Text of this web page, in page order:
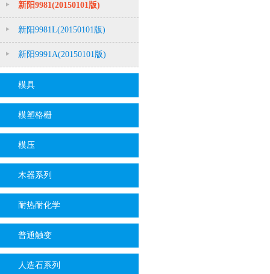
新阳9981(20150101版)
新阳9981L(20150101版)
新阳9991A(20150101版)
模具
模塑格栅
模压
木器系列
耐热耐化学
普通触变
人造石系列